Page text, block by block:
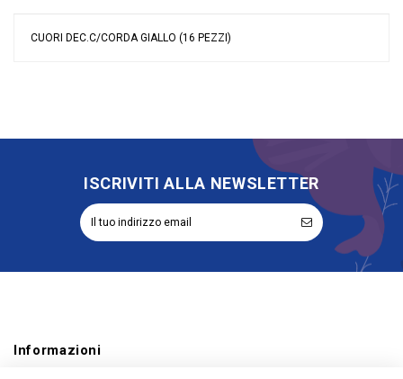
CUORI DEC.C/CORDA GIALLO (16 PEZZI)
Riordinabile No
ISCRIVITI ALLA NEWSLETTER
Informazioni